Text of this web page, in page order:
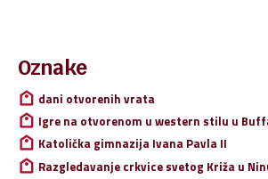
Pretraži:
Oznake
dani otvorenih vrata
Igre na otvorenom u western stilu u
Katolička gimnazija Ivana Pavla II
Razgledavanje crkvice svetog Križa u